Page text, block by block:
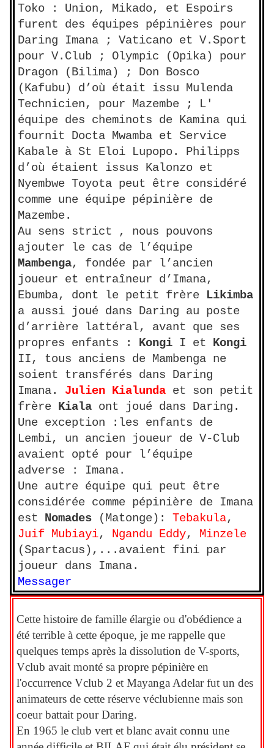
Toko : Union, Mikado, et Espoirs
furent des équipes pépinières pour
Daring Imana ; Vaticano et V.Sport
pour V.Club ; Olympic (Opika) pour
Dragon (Bilima) ; Don Bosco
(Kafubu) d’où était issu Mulenda
Technicien, pour Mazembe ; L'
équipe des cheminots de Kamina qui
fournit Docta Mwamba et Service
Kabale à St Eloi Lupopo. Philipps
d’où étaient issus Kalonzo et
Nyembwe Toyota peut être considéré
comme une équipe pépinière de
Mazembe.
Au sens strict , nous pouvons
ajouter le cas de l’équipe
Mambenga, fondée par l’ancien
joueur et entraîneur d’Imana,
Ebumba, dont le petit frère Likimba
a aussi joué dans Daring au poste
d’arrière lattéral, avant que ses
propres enfants : Kongi I et Kongi
II, tous anciens de Mambenga ne
soient transférés dans Daring
Imana. Julien Kialunda et son petit
frère Kiala ont joué dans Daring.
Une exception :les enfants de
Lembi, un ancien joueur de V-Club
avaient opté pour l’équipe
adverse : Imana.
Une autre équipe qui peut être
considérée comme pépinière de Imana
est Nomades (Matonge):Tebakula,
Juif Mubiayi, Ngandu Eddy, Minzele
(Spartacus),...avaient fini par
joueur dans Imana.
Messager
Cette histoire de famille élargie ou d'obédience a
été terrible à cette époque, je me rappelle que
quelques temps après la dissolution de V-sports,
Vclub avait monté sa propre pépinière en
l'occurrence Vclub 2 et Mayanga Adelar fut un des
animateurs de cette réserve véclubienne mais son
coeur battait pour Daring.
En 1965 le club vert et blanc avait connu une